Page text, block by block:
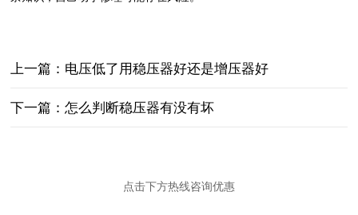
上一篇：电压低了用稳压器好还是增压器好
下一篇：怎么判断稳压器有没有坏
点击下方热线咨询优惠